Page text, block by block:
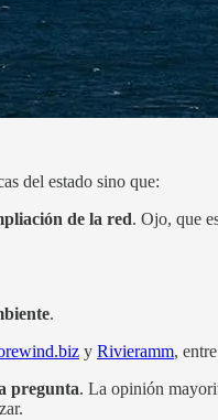
del estado sino que:
de la red. Ojo, que
.
y Rivieramm,
pregunta. La opinión